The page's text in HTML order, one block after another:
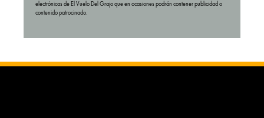
electrónicas de El Vuelo Del Grajo que en ocasiones podrán contener publicidad o
contenido patrocinado.